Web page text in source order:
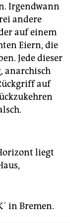
Irgendwann
andere
auf einem
Eiern, die
Jede dieser
anarchisch
auf
liegt
in Bremen.